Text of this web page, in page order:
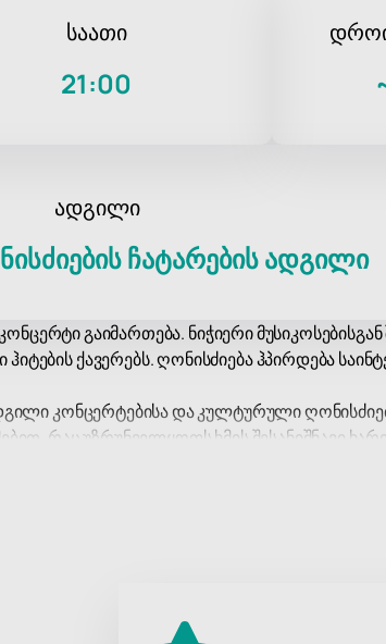
საათი
21:00
ადგილი
ჩატარების ადგილი
გაიმართება. ნიჭიერი
ქავერებს. ღონისძიება ჰპირდება
კონცერტებისა და კულტურული
რაც უზრუნველყოფს ხმის შესანიშნავი
განვითარებული ინფრასტრუქტურა ამ